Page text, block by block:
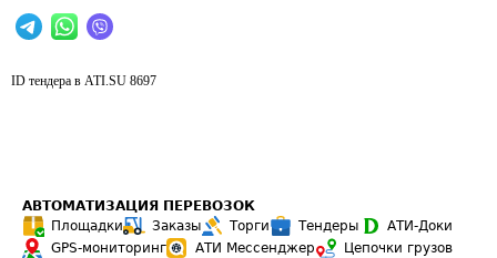
ID тендера в ATI.SU 8697
АВТОМАТИЗАЦИЯ ПЕРЕВОЗОК
Площадки
Заказы Торги Тендеры
АТИ-Доки
GPS-мониторинг
АТИ Мессенджер
Цепочки грузов